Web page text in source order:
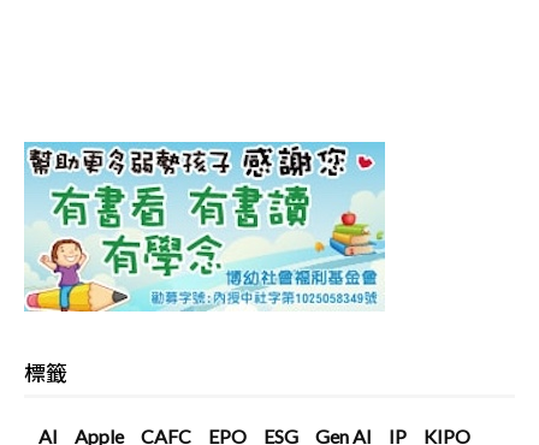
標籤
AI Apple CAFC EPO ESG Gen AI IP
KIPO